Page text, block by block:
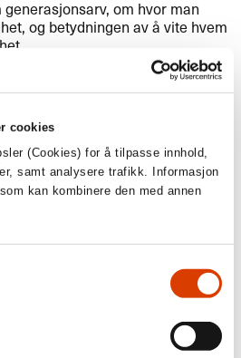
cookies
(Cookies) for å tilpasse innhold,
samt analysere trafikk. Informasjon
kan kombinere den med annen
om hvor man
og betydningen av ​å vite hvem
av bokaher